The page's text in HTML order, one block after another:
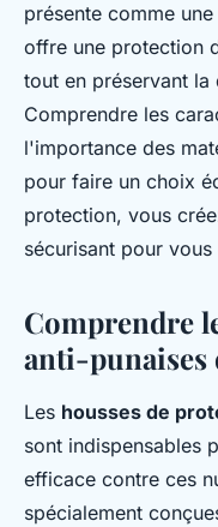
présente comme
offre une protection
tout en préservant la
Comprendre les
l'importance des
pour faire un choix
protection, vous
sécurisant pour
Comprendre
anti-punaises
Les housses de
sont indispensables
efficace contre ces
spécialement